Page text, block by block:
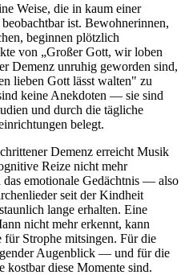
Weise, die in kaum einer
ist. Bewohnerinnen,
beginnen plötzlich
von „Großer Gott, wir loben
Demenz unruhig geworden sind,
lieben Gott lässt walten" zu
keine Anekdoten — sie sind
und durch die tägliche
belegt.
Demenz erreicht Musik
Reize nicht mehr
das emotionale Gedächtnis — also
seit der Kindheit
lange erhalten. Eine
nicht mehr erkennt, kann
Strophe mitsingen. Für die
Augenblick — und für die
kostbar diese Momente sind.